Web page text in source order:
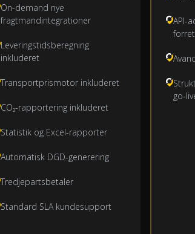
On-demand nye
fragtmandintegrationer
Leveringstidsberegning
inkluderet
Transportprismotor inkluderet
CO₂-rapportering inkluderet
Statistik og Excel-rapporter
Automatisk DGD-generering
Tredjepartsbetaler
Standard SLA kundesupport
API-
go-